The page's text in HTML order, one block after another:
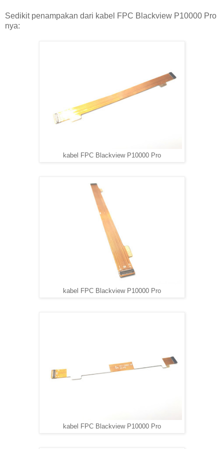
Sedikit penampakan dari kabel FPC Blackview P10000 Pro
nya:
kabel FPC Blackview P10000 Pro
kabel FPC Blackview P10000 Pro
kabel FPC Blackview P10000 Pro